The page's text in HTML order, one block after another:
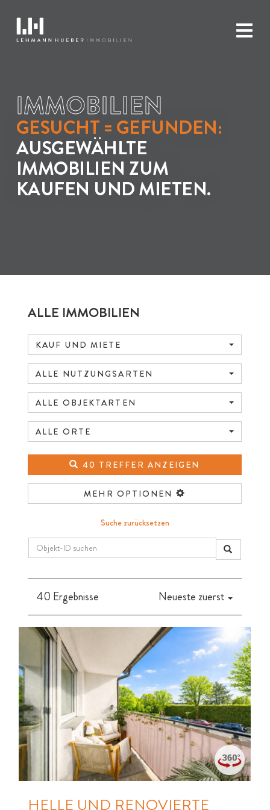
IMMOBILIEN
GESUCHT = GEFUNDEN:
AUSGEWÄHLTE
IMMOBILIEN ZUM
KAUFEN UND MIETEN.
ALLE IMMOBILIEN
KAUF UND MIETE
ALLE NUTZUNGSARTEN
ALLE OBJEKTARTEN
ALLE ORTE
40 TREFFER ANZEIGEN
MEHR OPTIONEN
Suche zurücksetzen
40 Ergebnisse Neueste zuerst
HELLE UND RENOVIERTE